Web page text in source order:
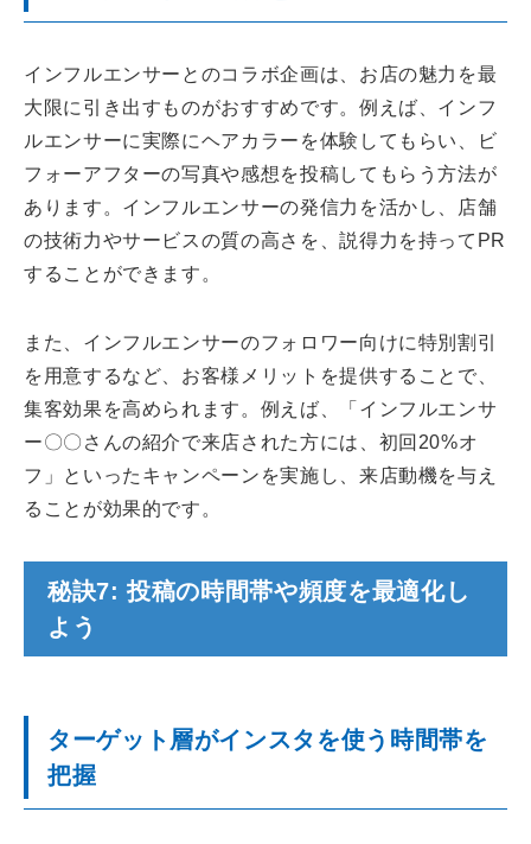
インフルエンサーとのコラボ企画は、お店の魅力を最
大限に引き出すものがおすすめです。例えば、インフ
ルエンサーに実際にヘアカラーを体験してもらい、ビ
フォーアフターの写真や感想を投稿してもらう方法が
あります。インフルエンサーの発信力を活かし、店舗
の技術力やサービスの質の高さを、説得力を持ってPR
することができます。
また、インフルエンサーのフォロワー向けに特別割引
を用意するなど、お客様メリットを提供することで、
集客効果を高められます。例えば、「インフルエンサ
ー〇〇さんの紹介で来店された方には、初回20%オ
フ」といったキャンペーンを実施し、来店動機を与え
ることが効果的です。
秘訣7: 投稿の時間帯や頻度を最適化し
よう
ターゲット層がインスタを使う時間帯を
把握